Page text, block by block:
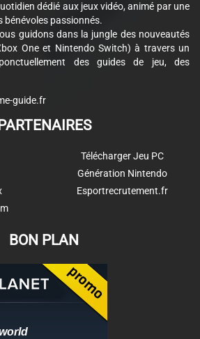
dédié aux jeux vidéo, animé par une
bénévoles passionnés.
guidons dans la jungle des nouveautés
One et Nintendo Switch) à travers un
des guides de jeu, des
guide.fr
PARTENAIRES
Télécharger Jeu PC
Génération Nintendo
Esportrecrutement.fr
BON PLAN